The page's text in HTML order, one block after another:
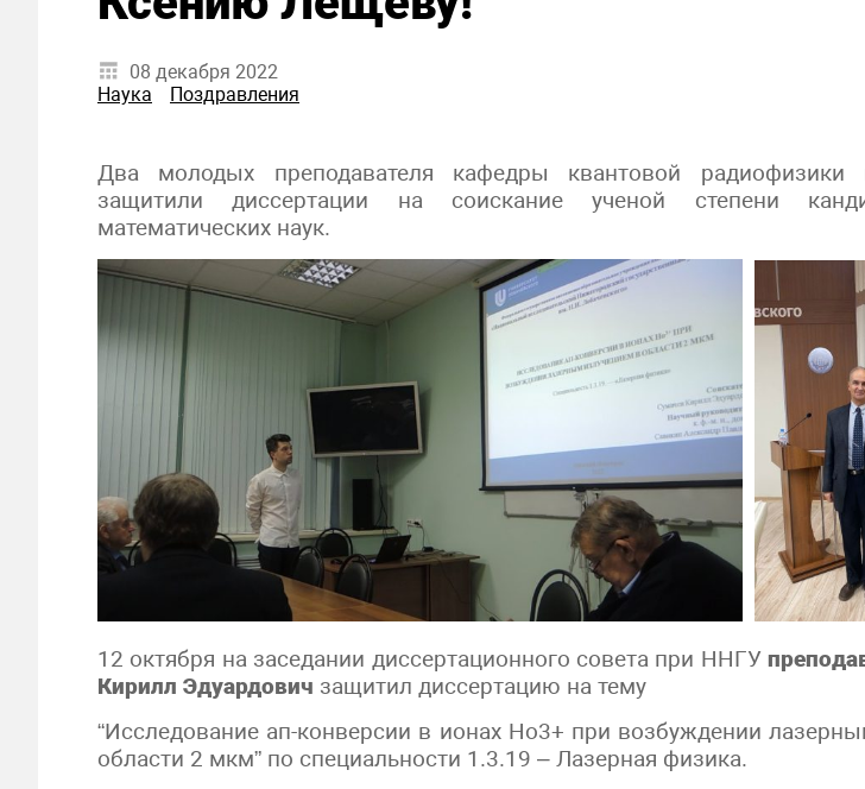
08 декабря 2022
Наука
Поздравления
Два молодых преподавателя кафедры квантовой радиофизики
защитили диссертации на соискание ученой степени
математических наук.
12 октября на заседании диссертационного совета при ННГУ
Кирилл Эдуардович защитил диссертацию на тему
“Исследование ап-конверсии в ионах Ho3+ при возбуждении
области 2 мкм” по специальности 1.3.19 – Лазерная физика.